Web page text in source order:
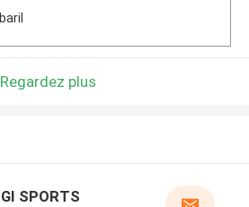
baril
Regardez plus
SPORTS